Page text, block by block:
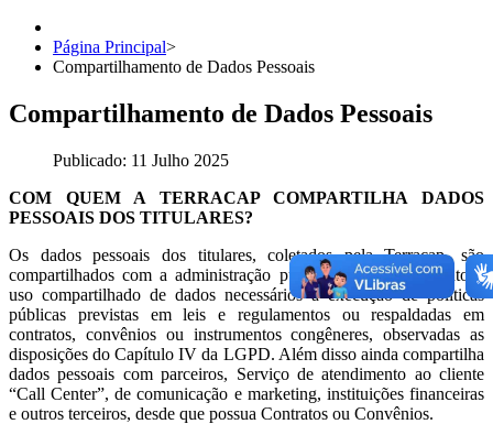
Página Principal>
Compartilhamento de Dados Pessoais
Compartilhamento de Dados Pessoais
Publicado: 11 Julho 2025
COM QUEM A TERRACAP COMPARTILHA DADOS
PESSOAIS DOS TITULARES?
Os dados pessoais dos titulares, coletados pela Terracap, são
compartilhados com a administração pública, para o tratamento e
uso compartilhado de dados necessários à execução de políticas
públicas previstas em leis e regulamentos ou respaldadas em
contratos, convênios ou instrumentos congêneres, observadas as
disposições do Capítulo IV da LGPD. Além disso ainda compartilha
dados pessoais com parceiros, Serviço de atendimento ao cliente
“Call Center”, de comunicação e marketing, instituições financeiras
e outros terceiros, desde que possua Contratos ou Convênios.